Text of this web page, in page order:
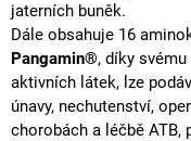
jaterních buněk.
Dále obsahuje 16
Pangamin®, díky
aktivních látek, lze
únavy, nechutenství,
chorobách a léčbě ATB,